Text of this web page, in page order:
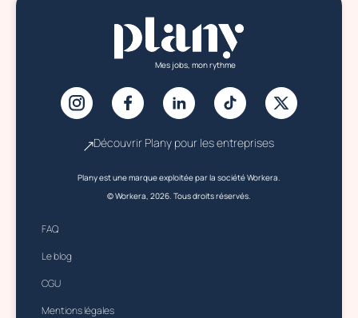
Mes jobs, mon rythme
Découvrir Plany pour les entreprises
Plany est une marque exploitée par la société Workera.
© Workera, 2026. Tous droits réservés.
FAQ
Le blog
CGU
Mentions légales